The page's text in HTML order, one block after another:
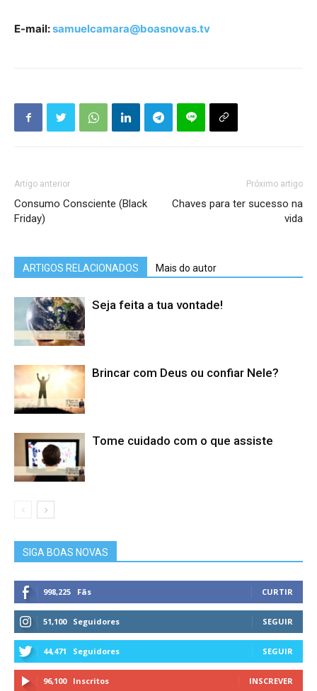
E-mail:samuelcamara@boasnovas.tv
Artigo anterior
Consumo Consciente (Black
Friday)
Próximo artigo
Chaves para ter sucesso na
vida
ARTIGOS RELACIONADOS Mais do autor
Seja feita a tua vontade!
Brincar com Deus ou confiar Nele?
Tome cuidado com o que assiste
SIGA BOAS NOVAS
998,225 Fãs CURTIR
51,100 Seguidores SEGUIR
44,471 Seguidores SEGUIR
96,100 Inscritos INSCREVER